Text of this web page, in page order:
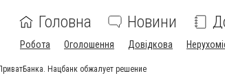
Головна Новини
Робота Оголошення Довідкова
Нацбанк обжалует решение